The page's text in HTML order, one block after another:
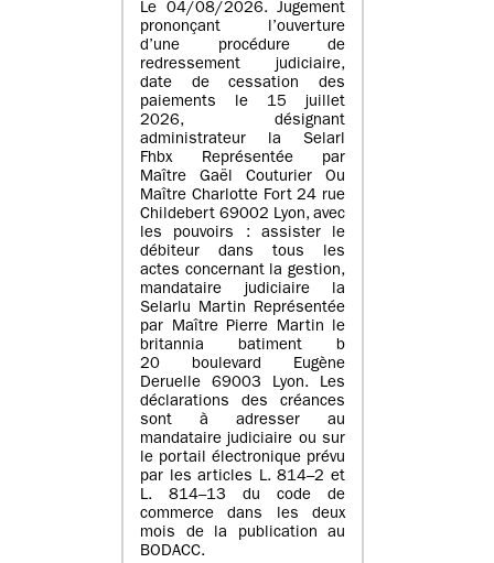
Le 04/08/2026. Jugement
prononçant l’ouverture
d’une procédure de
redressement judiciaire,
date de cessation des
paiements le 15 juillet
2026, désignant
administrateur la Selarl
Fhbx Représentée par
Maître Gaël Couturier Ou
Maître Charlotte Fort 24 rue
Childebert 69002 Lyon, avec
les pouvoirs : assister le
débiteur dans tous les
actes concernant la gestion,
mandataire judiciaire la
Selarlu Martin Représentée
par Maître Pierre Martin le
britannia batiment b
20 boulevard Eugène
Deruelle 69003 Lyon. Les
déclarations des créances
sont à adresser au
mandataire judiciaire ou sur
le portail électronique prévu
par les articles L. 814–2 et
L. 814–13 du code de
commerce dans les deux
mois de la publication au
BODACC.